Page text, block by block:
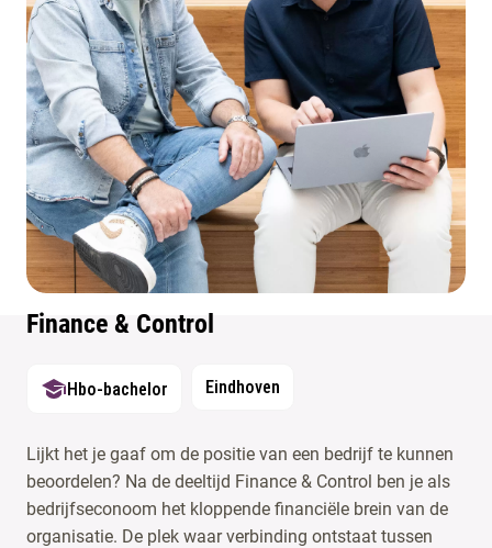
Finance & Control
Hbo-bachelor Eindhoven
Lijkt het je gaaf om de positie van een bedrijf te kunnen
beoordelen? Na de deeltijd Finance & Control ben je als
bedrijfseconoom het kloppende financiële brein van de
organisatie. De plek waar verbinding ontstaat tussen